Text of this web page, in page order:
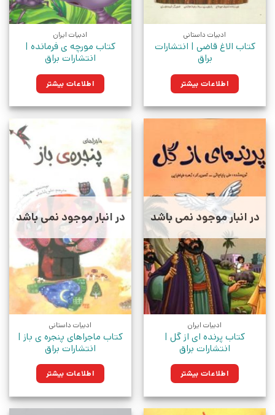
ادبیات داستانی
کتاب الاغ قاضی | انتشارات
براق
اطلاعات بیشتر
ادبیات ایران
کتاب مورچه ی فرمانده |
انتشارات براق
اطلاعات بیشتر
در انبار موجود نمی باشد
ادبیات ایران
کتاب پرنده ای از گل |
انتشارات براق
اطلاعات بیشتر
در انبار موجود نمی باشد
ادبیات داستانی
کتاب ماجراهای پنجره ی باز |
انتشارات براق
اطلاعات بیشتر